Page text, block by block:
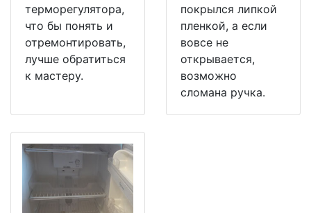
терморегулятора,
что бы понять и
отремонтировать,
лучше обратиться
к мастеру.
покрылся липкой
пленкой, а если
вовсе не
открывается,
возможно
сломана ручка.